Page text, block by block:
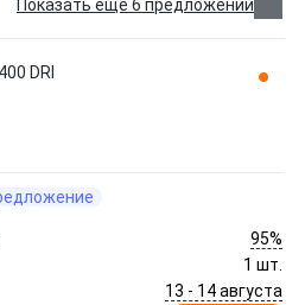
Показать еще 6 предложений
DRI
95%
1 шт.
13 - 14 августа